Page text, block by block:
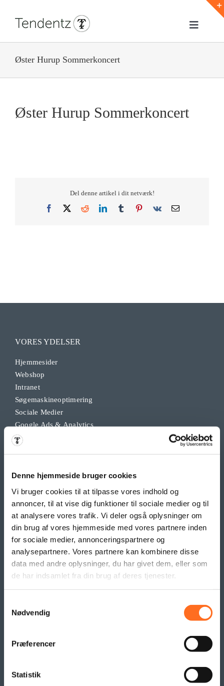
Denne hjemmeside bruger cookies
Vi bruger cookies til at tilpasse vores indhold og
annoncer, til at vise dig funktioner til sociale medier og til
at analysere vores trafik. Vi deler også oplysninger om
din brug af vores hjemmeside med vores partnere inden
for sociale medier, annonceringspartnere og
analysepartnere. Vores partnere kan kombinere disse
data med andre oplysninger, du har givet dem, eller som
de har indsamlet fra din brug af deres tjenester.
Nødvendig
Præferencer
Statistik
content
Toggle
Bannere & Displays
Øster Hurup Sommerkoncert
Øster Hurup Sommerkoncert
Del denne artikel i dit netværk!
Facebook
X RedditLinkedInTumblrPinterest
Vk
E-
VORES YDELSER
Hjemmesider
Webshop
Intranet
Søgemaskineoptimering
Sociale Medier
Google Ads & Analytics
Remarketing
Backup
Klippekort
BANNER PRODUKTER
Indoor bannere
Outdoor Bannere
Roll Up Banner
Flex Display
Beachflag
Pallesvøb og Pallehætter